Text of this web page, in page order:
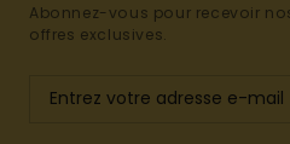
Abonnez-vous pour recevoir
offres exclusives.